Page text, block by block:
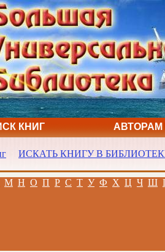
КНИГ АВТОРАМ
ИСКАТЬ КНИГУ В
М Н О П Р С Т У Ф Х Ц Ч Ш